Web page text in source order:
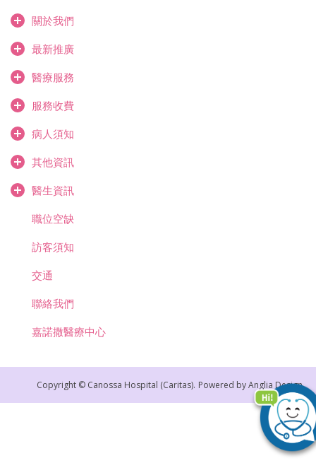
關於我們
最新推廣
醫療服務
服務收費
病人須知
其他資訊
醫生資訊
職位空缺
訪客須知
交通
聯絡我們
嘉諾撒醫療中心
Copyright © Canossa Hospital (Caritas). Powered byAnglia Design